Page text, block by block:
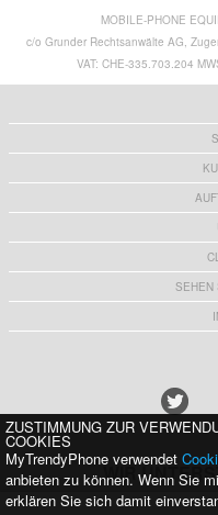
MOBILE-PHONE
c/o Grunder Rechtsanwälte AG,
VAT: CHE-335.703.204
SEHEN
WIR
ZUSTIMMUNG ZUR
COOKIES
MyTrendyPhone verwendet
anbieten zu können. Wenn Sie
erklären Sie sich damit